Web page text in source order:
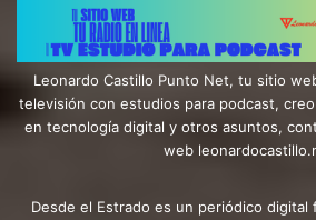
Leonardo Castillo Punto Net, tu sitio
televisión con estudios para podcast,
en tecnología digital y otros asuntos,
web
Desde el Estrado es un periódico digital